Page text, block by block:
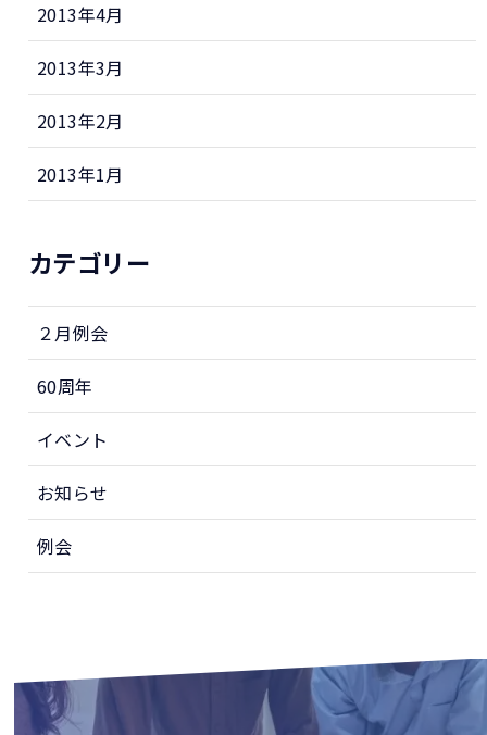
2013年4月
2013年3月
2013年2月
2013年1月
カテゴリー
２月例会
60周年
イベント
お知らせ
例会